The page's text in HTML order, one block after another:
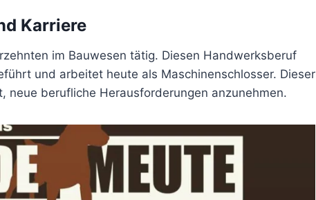
Karriere
im Bauwesen tätig. Diesen Handwerksberuf
und arbeitet heute als Maschinenschlosser. Dieser
neue berufliche Herausforderungen anzunehmen.